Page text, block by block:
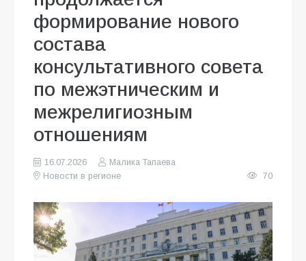
формирование нового
состава
консультативного совета
по межэтническим и
межрелигиозным
отношениям
16.07.2026
Малика Тапаева
Новости в регионе
70